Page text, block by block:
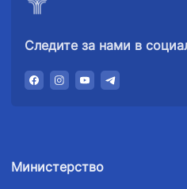
Следите за нами в
Министерство